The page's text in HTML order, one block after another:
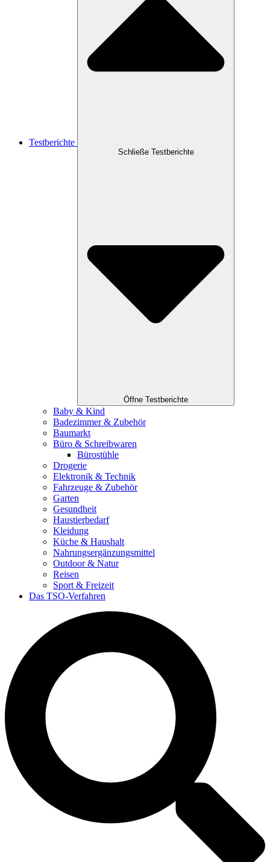
Testberichte
Schließe Testberichte
Öffne Testberichte
Baby & Kind
Badezimmer & Zubehör
Baumarkt
Büro & Schreibwaren
Bürostühle
Drogerie
Elektronik & Technik
Fahrzeuge & Zubehör
Garten
Gesundheit
Haustierbedarf
Kleidung
Küche & Haushalt
Nahrungsergänzungsmittel
Outdoor & Natur
Reisen
Sport & Freizeit
Das TSO-Verfahren